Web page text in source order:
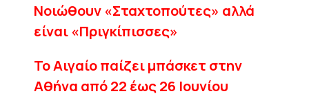
Νοιώθουν «Σταχτοπούτες» αλλά
είναι «Πριγκίπισσες»
Το Αιγαίο παίζει μπάσκετ στην
Αθήνα από 22 έως 26 Ιουνίου